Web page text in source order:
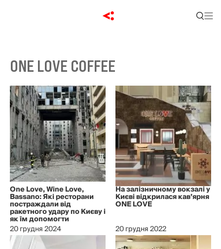
ONE LOVE COFFEE
One Love, Wine Love,
Bassano: Які ресторани
постраждали від
ракетного удару по Києву і
як їм допомогти
20 грудня 2024
На залізничному вокзалі у
Києві відкрилася кав’ярня
ONE LOVE
20 грудня 2022